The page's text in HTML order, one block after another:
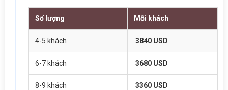
Số lượng Mỗi khách
4-5 khách 3840 USD
6-7 khách 3680 USD
8-9 khách 3360 USD